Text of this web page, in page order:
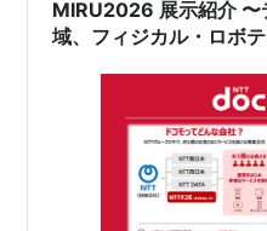
MIRU2026 展示紹介 〜
域、フィジカル・ロボ